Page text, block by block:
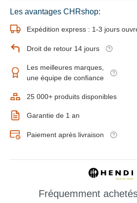
Les avantages CHRshop:
Expédition express : 1-3 jours
Droit de retour 14 jours
Les meilleures marques,
une équipe de confiance
25 000+ produits disponibles
Garantie de 1 an
Paiement après livraison
Fréquemment